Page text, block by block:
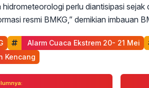
hidrometeorologi perlu diantisipasi
resmi BMKG,” demikian imbauan
Alarm Cuaca Ekstrem 20- 21 Mei
Kencang